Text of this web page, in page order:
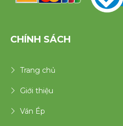
CHÍNH SÁCH
Trang chủ
Giới thiệu
Ván Ép